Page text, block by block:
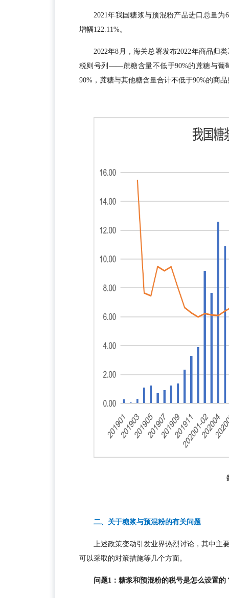
2021年我国糖浆与预混粉产品进口总量为
增幅122.11%。
2022年8月，海关总署发布2022年商品归
税则号列——蔗糖含量不低于90%的蔗糖与葡
90%，蔗糖与其他糖含量合计不低于90%的商
二、关于糖浆与预混粉的有关问题
上述政策变动引发业界热烈讨论，其中主
可以采取的对策措施等几个方面。
问题1：糖浆和预混粉的税号是怎么设置的